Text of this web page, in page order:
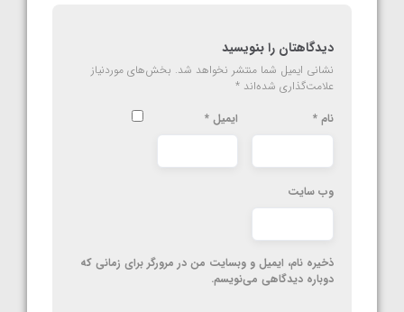
دیدگاهتان را بنویسید
نشانی ایمیل شما منتشر نخواهد شد. بخش‌های موردنیاز
علامت‌گذاری شده‌اند *
نام * ایمیل *
وب‌ سایت
ذخیره نام، ایمیل و وبسایت من در مرورگر برای زمانی که
دوباره دیدگاهی می‌نویسم.